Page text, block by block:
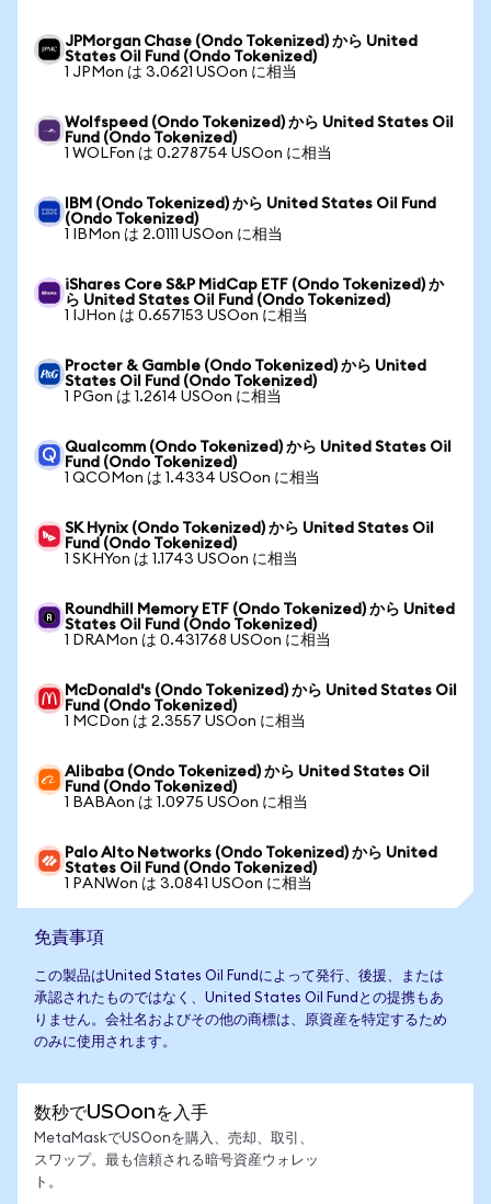
JPMorgan Chase (Ondo Tokenized) から United
States Oil Fund (Ondo Tokenized)
1 JPMon は 3.0621 USOon に相当
Wolfspeed (Ondo Tokenized) から United States Oil
Fund (Ondo Tokenized)
1 WOLFon は 0.278754 USOon に相当
IBM (Ondo Tokenized) から United States Oil Fund
(Ondo Tokenized)
1 IBMon は 2.0111 USOon に相当
iShares Core S&P MidCap ETF (Ondo Tokenized) か
ら United States Oil Fund (Ondo Tokenized)
1 IJHon は 0.657153 USOon に相当
Procter & Gamble (Ondo Tokenized) から United
States Oil Fund (Ondo Tokenized)
1 PGon は 1.2614 USOon に相当
Qualcomm (Ondo Tokenized) から United States Oil
Fund (Ondo Tokenized)
1 QCOMon は 1.4334 USOon に相当
SK Hynix (Ondo Tokenized) から United States Oil
Fund (Ondo Tokenized)
1 SKHYon は 1.1743 USOon に相当
Roundhill Memory ETF (Ondo Tokenized) から United
States Oil Fund (Ondo Tokenized)
1 DRAMon は 0.431768 USOon に相当
McDonald's (Ondo Tokenized) から United States Oil
Fund (Ondo Tokenized)
1 MCDon は 2.3557 USOon に相当
Alibaba (Ondo Tokenized) から United States Oil
Fund (Ondo Tokenized)
1 BABAon は 1.0975 USOon に相当
Palo Alto Networks (Ondo Tokenized) から United
States Oil Fund (Ondo Tokenized)
1 PANWon は 3.0841 USOon に相当
免責事項
この製品はUnited States Oil Fundによって発行、後援、または
承認されたものではなく、United States Oil Fundとの提携もあ
りません。会社名およびその他の商標は、原資産を特定するため
のみに使用されます。
数秒でUSOonを入手
MetaMaskでUSOonを購入、売却、取引、
スワップ。最も信頼される暗号資産ウォレッ
ト。